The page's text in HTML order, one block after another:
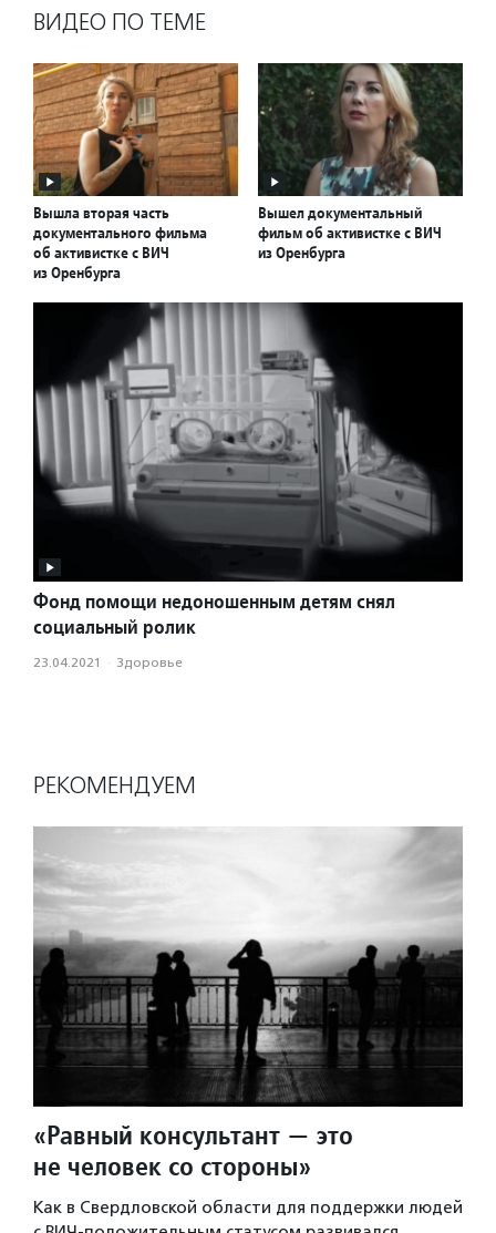
ВИДЕО ПО ТЕМЕ
Вышла вторая часть
документального фильма
об активистке с ВИЧ
из Оренбурга
Вышел документальный
фильм об активистке с ВИЧ
из Оренбурга
Фонд помощи недоношенным детям снял
социальный ролик
23.04.2021 · Здоровье
РЕКОМЕНДУЕМ
«Равный консультант — это
не человек со стороны»
Как в Свердловской области для поддержки людей